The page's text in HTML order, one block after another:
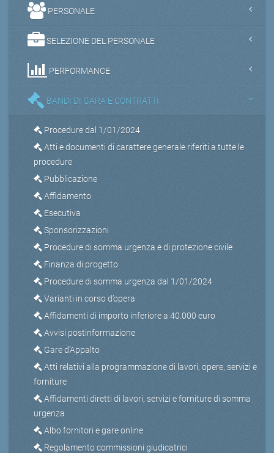
PERSONALE
SELEZIONE DEL PERSONALE
PERFORMANCE
BANDI DI GARA E CONTRATTI
Procedure dal 1/01/2024
Atti e documenti di carattere generale riferiti a tutte le
procedure
Pubblicazione
Affidamento
Esecutiva
Sponsorizzazioni
Procedure di somma urgenza e di protezione civile
Finanza di progetto
Procedure di somma urgenza dal 1/01/2024
Varianti in corso d’opera
Affidamenti di importo inferiore a 40.000 euro
Avvisi postinformazione
Gare d'Appalto
Atti relativi alla programmazione di lavori, opere, servizi e
forniture
Affidamenti diretti di lavori, servizi e forniture di somma
urgenza
Albo fornitori e gare online
Regolamento commissioni giudicatrici